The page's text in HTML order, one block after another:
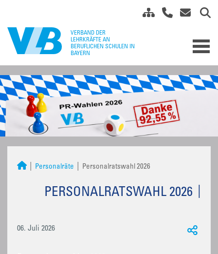
Personalräte Personalratswahl 2026
PERSONALRATSWAHL 2026
06. Juli 2026